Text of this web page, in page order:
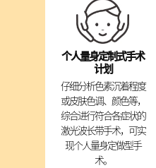
个人量身定制式手术
计划
仔细分析色素沉着程度
或皮肤色调、颜色等，
综合进行符合各症状的
激光波长带手术，可实
现个人量身定做型手
术。